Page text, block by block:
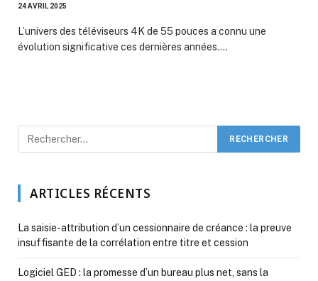
24 AVRIL 2025
L’univers des téléviseurs 4K de 55 pouces a connu une
évolution significative ces dernières années.…
ARTICLES RÉCENTS
La saisie-attribution d’un cessionnaire de créance : la preuve
insuffisante de la corrélation entre titre et cession
Logiciel GED : la promesse d’un bureau plus net, sans la